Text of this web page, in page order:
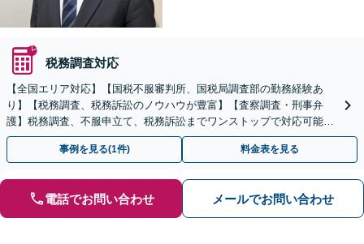
税務調査対応
【全国エリア対応】【国税不服審判所、国税局調査部の勤務経験あ
り】【税務調査、税務訴訟のノウハウが豊富】【査察調査・刑事弁
護】税務調査、不服申立て、税務訴訟までワンストップで対応可能！
事業承継にも対応【休日・夜間相談可】
事例を見る(1件) 料金表を見る
電話でお問い合わせ メールでお問い合わせ